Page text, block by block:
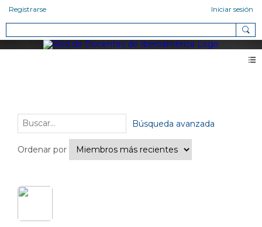
Registrarse Iniciar sesión
Ordenar por
Búsqueda avanzada